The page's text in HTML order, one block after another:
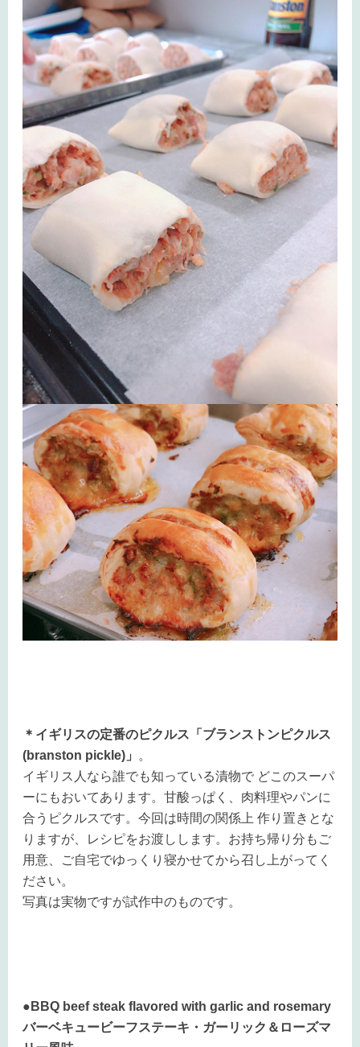
＊イギリスの定番のピクルス「ブランストンピクルス
(branston pickle)」
。
イギリス人なら誰でも知っている漬物で どこのスーパ
ーにもおいてあります。甘酸っぱく、肉料理やパンに
合うピクルスです。今回は時間の関係上 作り置きとな
りますが、レシピをお渡しします。お持ち帰り分もご
用意、ご自宅でゆっくり寝かせてから召し上がってく
ださい。
写真は実物ですが試作中のものです。
●BBQ beef steak flavored with garlic and rosemary
バーベキュービーフステーキ・ガーリック＆ローズマ